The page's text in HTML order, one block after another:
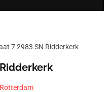
7 2983 SN Ridderkerk